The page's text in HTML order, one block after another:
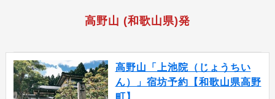
高野山 (和歌山県)発
高野山「上池院（じょうちい
ん）」宿坊予約【和歌山県高野